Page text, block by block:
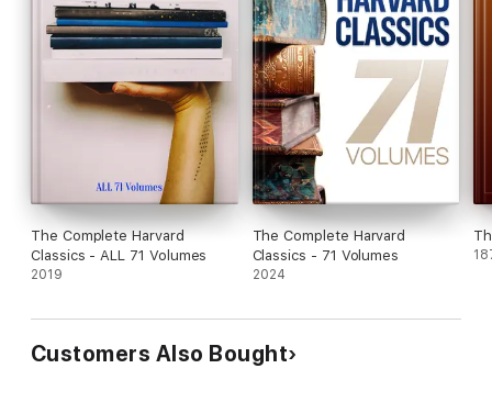
The Complete Harvard
Classics - ALL 71 Volumes
2019
The Complete Harvard
Classics - 71 Volumes
2024
Customers Also Bought